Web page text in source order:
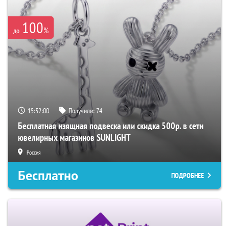
до 100%
15:51:59 Получили:74
Бесплатная изящная подвеска или скидка 500р. в сети
ювелирных магазинов SUNLIGHT
Россия
Бесплатно ПОДРОБНЕЕ